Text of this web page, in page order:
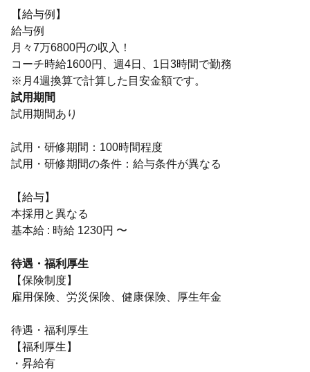
【給与例】
給与例
月々7万6800円の収入！
コーチ時給1600円、週4日、1日3時間で勤務
※月4週換算で計算した目安金額です。
試用期間
試用期間あり
試用・研修期間：100時間程度
試用・研修期間の条件：給与条件が異なる
【給与】
本採用と異なる
基本給 : 時給 1230円 〜
待遇・福利厚生
【保険制度】
雇用保険、労災保険、健康保険、厚生年金
待遇・福利厚生
【福利厚生】
・昇給有